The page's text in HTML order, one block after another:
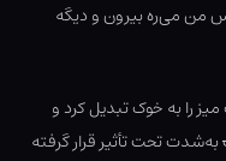
من می‌ره بیرون و دیگه
را به خوک تبدیل کرد و
به‌شدت تحت تأثیر قرار گرفته